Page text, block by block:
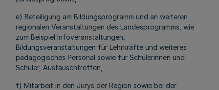
e) Beteiligung am Bildungsprogramm und an weiteren
regionalen Veranstaltungen des Landesprogramms, wie
zum Beispiel Infoveranstaltungen,
Bildungsveranstaltungen für Lehrkräfte und weiteres
pädagogisches Personal sowie für Schülerinnen und
Schüler, Austauschtreffen,
f) Mitarbeit in den Jurys der Region sowie bei der